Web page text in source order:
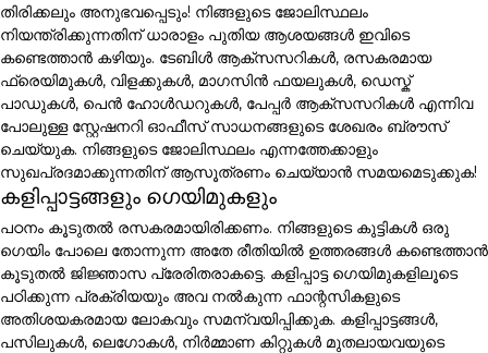
തിരിക്കലും അനുഭവപ്പെടും! നിങ്ങളുടെ ജോലിസ്ഥലം
നിയന്ത്രിക്കുന്നതിന് ധാരാളം പുതിയ ആശയങ്ങൾ ഇവിടെ
കണ്ടെത്താൻ കഴിയും. ടേബിൾ ആക്സസറികൾ, രസകരമായ
ഫ്രെയിമുകൾ, വിളക്കുകൾ, മാഗസിൻ ഫയലുകൾ, ഡെസ്ക്
പാഡുകൾ, പെൻ ഹോൾഡറുകൾ, പേപ്പർ ആക്സസറികൾ എന്നിവ
പോലുള്ള സ്റ്റേഷനറി ഓഫീസ് സാധനങ്ങളുടെ ശേഖരം ബ്രൗസ്
ചെയ്യുക. നിങ്ങളുടെ ജോലിസ്ഥലം എന്നത്തേക്കാളും
സുഖപ്രദമാക്കുന്നതിന് ആസൂത്രണം ചെയ്യാൻ സമയമെടുക്കുക!
കളിപ്പാട്ടങ്ങളും ഗെയിമുകളും
പഠനം കൂടുതൽ രസകരമായിരിക്കണം. നിങ്ങളുടെ കുട്ടികൾ ഒരു
ഗെയിം പോലെ തോന്നുന്ന അതേ രീതിയിൽ ഉത്തരങ്ങൾ കണ്ടെത്താൻ
കൂടുതൽ ജിജ്ഞാസ പ്രേരിതരാകട്ടെ. കളിപ്പാട്ട ഗെയിമുകളിലൂടെ
പഠിക്കുന്ന പ്രക്രിയയും അവ നൽകുന്ന ഫാന്റസികളുടെ
അതിശയകരമായ ലോകവും സമന്വയിപ്പിക്കുക. കളിപ്പാട്ടങ്ങൾ,
പസിലുകൾ, ലെഗോകൾ, നിർമ്മാണ കിറ്റുകൾ മുതലായവയുടെ